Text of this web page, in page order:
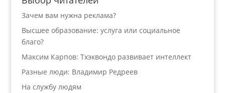
Зачем вам нужна реклама?
Высшее образование: услуга или социальное
благо?
Максим Карпов: Тхэквондо развивает интеллект
Разные люди: Владимир Редреев
На службу людям